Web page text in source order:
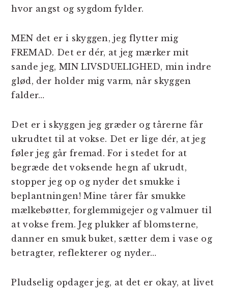
hvor angst og sygdom fylder.
MEN det er i skyggen, jeg flytter mig
FREMAD. Det er dér, at jeg mærker mit
sande jeg, MIN LIVSDUELIGHED, min indre
glød, der holder mig varm, når skyggen
falder…
Det er i skyggen jeg græder og tårerne får
ukrudtet til at vokse. Det er lige dér, at jeg
føler jeg går fremad. For i stedet for at
begræde det voksende hegn af ukrudt,
stopper jeg op og nyder det smukke i
beplantningen! Mine tårer får smukke
mælkebøtter, forglemmigejer og valmuer til
at vokse frem. Jeg plukker af blomsterne,
danner en smuk buket, sætter dem i vase og
betragter, reflekterer og nyder…
Pludselig opdager jeg, at det er okay, at livet